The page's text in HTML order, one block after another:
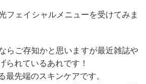
フェイシャルメニューを受けてみま
らご存知かと思いますが最近雑誌や
られているあれです！
最先端のスキンケアです。